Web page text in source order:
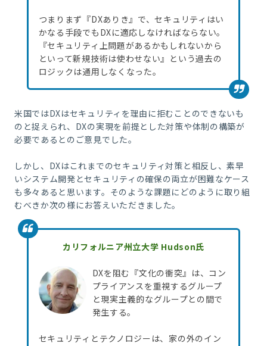
つまりまず『DXありき』で、セキュリティはい
かなる手段でもDXに適応しなければならない。
『セキュリティ上問題があるかもしれないから
といって新規技術は使わせない』という過去の
ロジックは通用しなくなった。
米国ではDXはセキュリティを理由に拒むことのできないも
のと捉えられ、DXの実現を前提とした対策や体制の構築が
必要であるとのご意見でした。
しかし、DXはこれまでのセキュリティ対策と相反し、素早
いシステム開発とセキュリティの確保の両立が困難なケース
も多々あると思います。そのような課題にどのように取り組
むべきか次の様にお答えいただきました。
カリフォルニア州立大学 Hudson氏
DXを阻む『文化の衝突』は、コン
プライアンスを重視するグループ
と現実主義的なグループとの間で
発生する。
セキュリティとテクノロジーは、家の外のイン